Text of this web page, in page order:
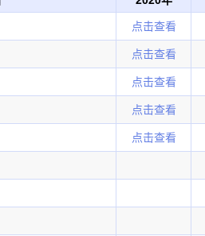
点击查看
点击查看
点击查看
点击查看
点击查看